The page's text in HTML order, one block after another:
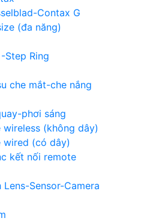
Contax G
(đa năng)
Step Ring
che mắt-che nắng
phơi sáng
wireless (không dây)
wired (có dây)
kết nối remote
Sensor-Camera